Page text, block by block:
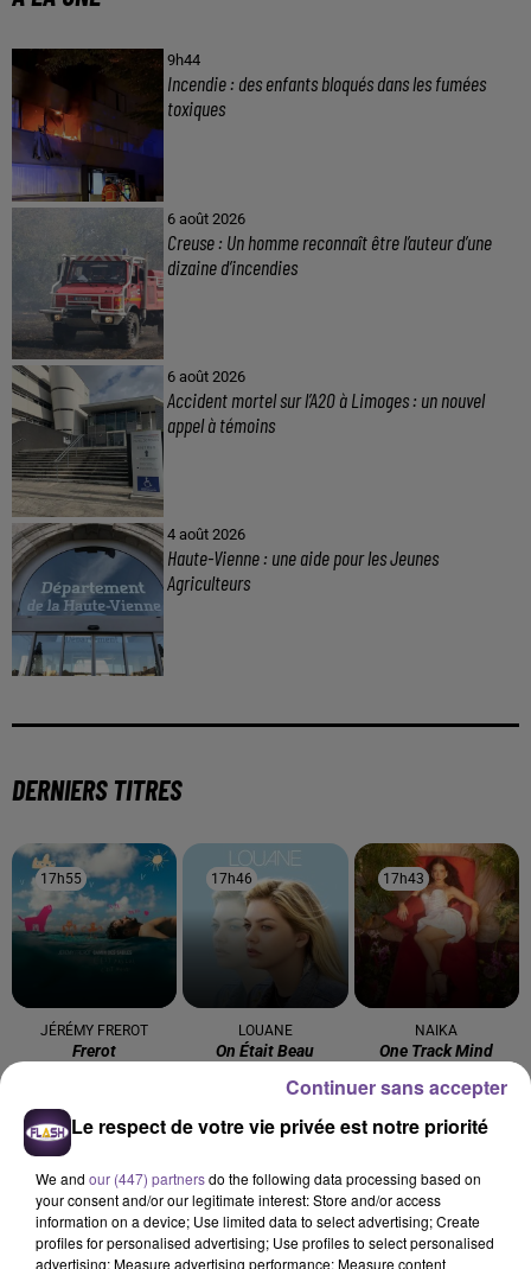
9h44
Incendie : des enfants bloqués dans les fumées
toxiques
6 août 2026
Creuse : Un homme reconnaît être l’auteur d’une
dizaine d’incendies
6 août 2026
Accident mortel sur l’A20 à Limoges : un nouvel
appel à témoins
4 août 2026
Haute-Vienne : une aide pour les Jeunes
Agriculteurs
DERNIERS TITRES
17h55
17h55
JÉRÉMY FREROT
Frerot
17h46
17h46
LOUANE
On Était Beau
17h43
17h43
NAIKA
One Track Mind
JUNGELI FEAT. EMMA
CALVIN HARRIS FEAT.
ANGÈLE FEAT. JUSTICE
Le respect de votre vie privée est notre priorité
We and our (447) partnersdo the following data processing based on
your consent and/or our legitimate interest: Store and/or access
information on a device; Use limited data to select advertising; Create
profiles for personalised advertising; Use profiles to select personalised
advertising; Measure advertising performance; Measure content
Continuer sans accepter